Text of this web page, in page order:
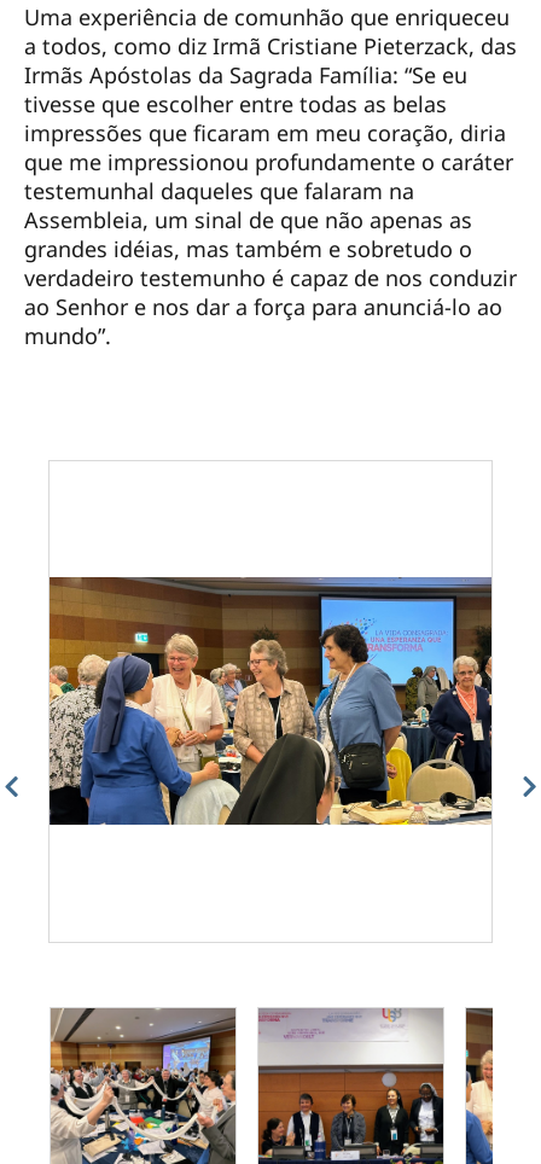
Uma experiência de comunhão que enriqueceu
a todos, como diz Irmã Cristiane Pieterzack, das
Irmãs Apóstolas da Sagrada Família: “Se eu
tivesse que escolher entre todas as belas
impressões que ficaram em meu coração, diria
que me impressionou profundamente o caráter
testemunhal daqueles que falaram na
Assembleia, um sinal de que não apenas as
grandes idéias, mas também e sobretudo o
verdadeiro testemunho é capaz de nos conduzir
ao Senhor e nos dar a força para anunciá-lo ao
mundo”.